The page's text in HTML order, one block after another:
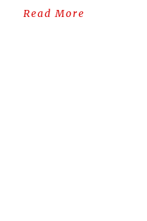
Read More